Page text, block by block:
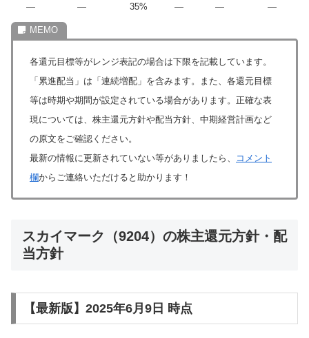
―
― 35% ― ― ―
各還元目標等がレンジ表記の場合は下限を記載しています。
「累進配当」は「連続増配」を含みます。また、各還元目標
等は時期や期間が設定されている場合があります。正確な表
現については、株主還元方針や配当方針、中期経営計画など
の原文をご確認ください。
最新の情報に更新されていない等がありましたら、
コメント
欄からご連絡いただけると助かります！
スカイマーク（9204）の株主還元方針・配
当方針
【最新版】2025年6月9日 時点